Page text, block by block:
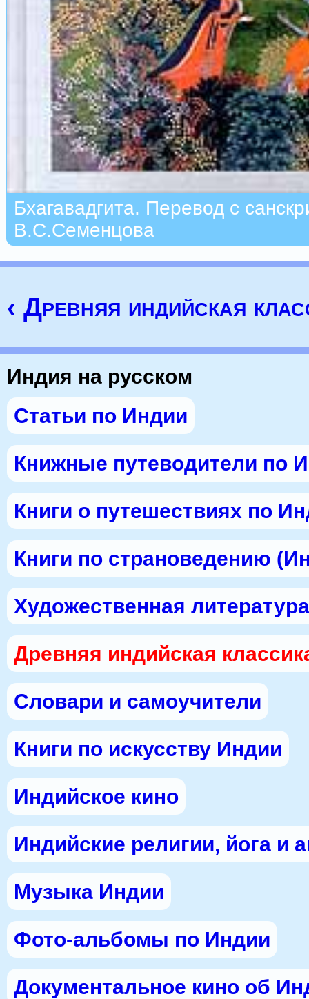
Бхагавадгита. Перевод с
В.С.Семенцова
‹ Древняя индийская
Индия на русском
Статьи по Индии
Книжные путеводители по
Книги о путешествиях по
Книги по страноведению
Художественная
Древняя индийская
Словари и самоучители
Книги по искусству Индии
Индийское кино
Индийские религии, йога и
Музыка Индии
Фото-альбомы по Индии
Документальное кино об